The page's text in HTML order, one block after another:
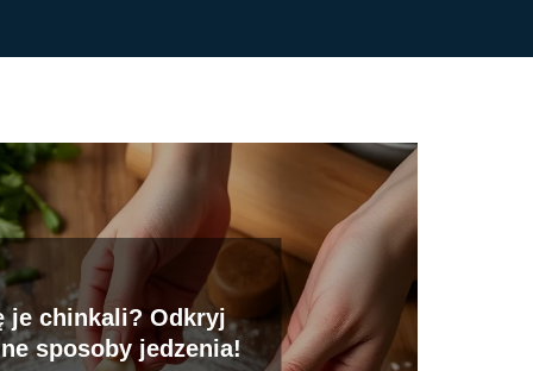
je chinkali? Odkryj
sposoby jedzenia!